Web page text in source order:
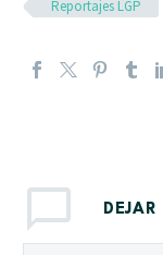
Reportajes LGP
DEJAR